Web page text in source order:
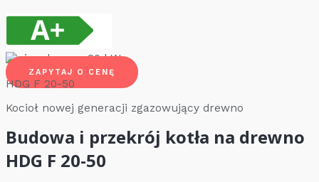
ZAPYTAJ O CENĘ
HDG F 20-50
Kocioł nowej generacji zgazowujący drewno
Budowa i przekrój kotła na drewno
HDG F 20-50